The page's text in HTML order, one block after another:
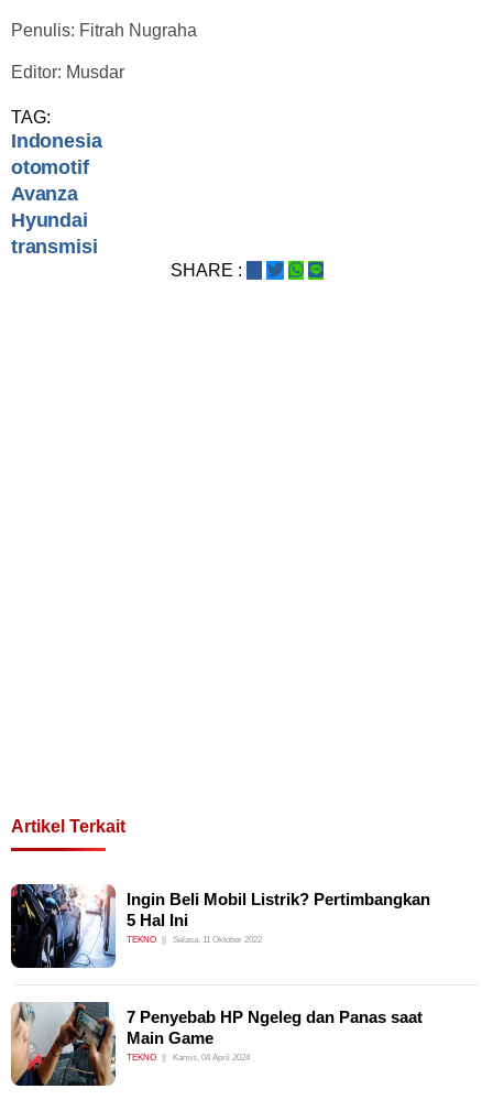
Penulis: Fitrah Nugraha
Editor: Musdar
TAG:
Indonesia
otomotif
Avanza
Hyundai
transmisi
SHARE :
Artikel Terkait
Ingin Beli Mobil Listrik? Pertimbangkan
5 Hal Ini
TEKNO Selasa, 11 Oktober 2022
7 Penyebab HP Ngeleg dan Panas saat
Main Game
TEKNO Kamis, 04 April 2024